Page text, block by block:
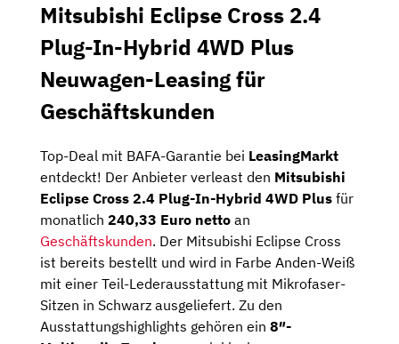
Mitsubishi Eclipse Cross 2.4
Plug-In-Hybrid 4WD Plus
Neuwagen-Leasing für
Geschäftskunden
Top-Deal mit BAFA-Garantie bei LeasingMarkt
entdeckt! Der Anbieter verleast den Mitsubishi
Eclipse Cross 2.4 Plug-In-Hybrid 4WD Plus für
monatlich 240,33 Euro netto an
Geschäftskunden. Der Mitsubishi Eclipse Cross
ist bereits bestellt und wird in Farbe Anden-Weiß
mit einer Teil-Lederausstattung mit Mikrofaser-
Sitzen in Schwarz ausgeliefert. Zu den
Ausstattungshighlights gehören ein 8″-